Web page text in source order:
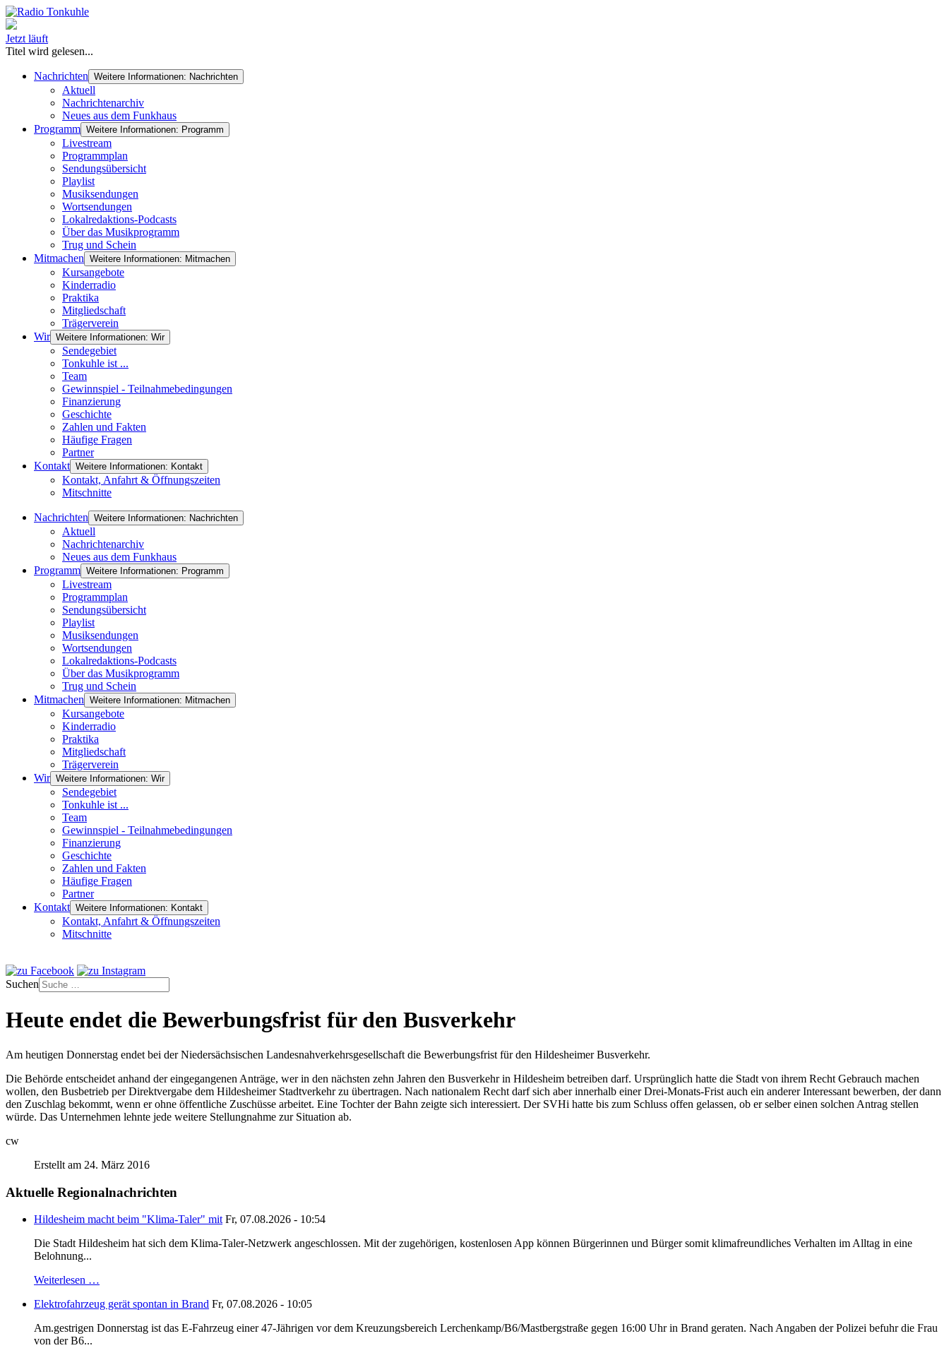
Jetzt läuft
Titel wird gelesen...
Nachrichten Weitere Informationen: Nachrichten
Aktuell
Nachrichtenarchiv
Neues aus dem Funkhaus
Programm Weitere Informationen: Programm
Livestream
Programmplan
Sendungsübersicht
Playlist
Musiksendungen
Wortsendungen
Lokalredaktions-Podcasts
Über das Musikprogramm
Trug und Schein
Mitmachen Weitere Informationen: Mitmachen
Kursangebote
Kinderradio
Praktika
Mitgliedschaft
Trägerverein
Wir Weitere Informationen: Wir
Sendegebiet
Tonkuhle ist ...
Team
Gewinnspiel - Teilnahmebedingungen
Finanzierung
Geschichte
Zahlen und Fakten
Häufige Fragen
Partner
Kontakt Weitere Informationen: Kontakt
Kontakt, Anfahrt & Öffnungszeiten
Mitschnitte
Nachrichten Weitere Informationen: Nachrichten
Aktuell
Nachrichtenarchiv
Neues aus dem Funkhaus
Programm Weitere Informationen: Programm
Livestream
Programmplan
Sendungsübersicht
Playlist
Musiksendungen
Wortsendungen
Lokalredaktions-Podcasts
Über das Musikprogramm
Trug und Schein
Mitmachen Weitere Informationen: Mitmachen
Kursangebote
Kinderradio
Praktika
Mitgliedschaft
Trägerverein
Wir Weitere Informationen: Wir
Sendegebiet
Tonkuhle ist ...
Team
Gewinnspiel - Teilnahmebedingungen
Finanzierung
Geschichte
Zahlen und Fakten
Häufige Fragen
Partner
Kontakt Weitere Informationen: Kontakt
Kontakt, Anfahrt & Öffnungszeiten
Mitschnitte
Suchen
Heute endet die Bewerbungsfrist für den Busverkehr
Am heutigen Donnerstag endet bei der Niedersächsischen Landesnahverkehrsgesellschaft die Bewerbungsfrist für den Hildesheimer Busverkehr.
Die Behörde entscheidet anhand der eingegangenen Anträge, wer in den nächsten zehn Jahren den Busverkehr in Hildesheim betreiben darf. Ursprünglich hatte die Stadt von ihrem Recht Gebrauch machen
wollen, den Busbetrieb per Direktvergabe dem Hildesheimer Stadtverkehr zu übertragen. Nach nationalem Recht darf sich aber innerhalb einer Drei-Monats-Frist auch ein anderer Interessant bewerben, der dann
den Zuschlag bekommt, wenn er ohne öffentliche Zuschüsse arbeitet. Eine Tochter der Bahn zeigte sich interessiert. Der SVHi hatte bis zum Schluss offen gelassen, ob er selber einen solchen Antrag stellen
würde. Das Unternehmen lehnte jede weitere Stellungnahme zur Situation ab.
cw
Erstellt am 24. März 2016
Aktuelle Regionalnachrichten
Hildesheim macht beim "Klima-Taler" mit Fr, 07.08.2026 - 10:54
Die Stadt Hildesheim hat sich dem Klima-Taler-Netzwerk angeschlossen. Mit der zugehörigen, kostenlosen App können Bürgerinnen und Bürger somit klimafreundliches Verhalten im Alltag in eine
Belohnung...
Weiterlesen …
Elektrofahrzeug gerät spontan in Brand Fr, 07.08.2026 - 10:05
Am.gestrigen Donnerstag ist das E-Fahrzeug einer 47-Jährigen vor dem Kreuzungsbereich Lerchenkamp/B6/Mastbergstraße gegen 16:00 Uhr in Brand geraten. Nach Angaben der Polizei befuhr die Frau
von der B6...